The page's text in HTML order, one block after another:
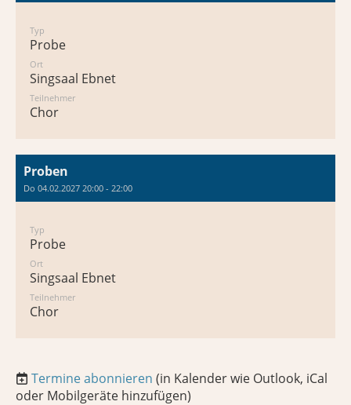
Typ
Probe
Ort
Singsaal Ebnet
Teilnehmer
Chor
Proben
Do 04.02.2027 20:00 - 22:00
Typ
Probe
Ort
Singsaal Ebnet
Teilnehmer
Chor
Termine abonnieren (in Kalender wie Outlook, iCal
oder Mobilgeräte hinzufügen)